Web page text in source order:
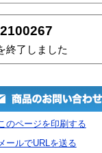
終了しました
のページを印刷する
ールでURLを送る